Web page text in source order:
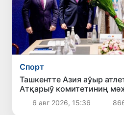
Спорт
Ташкентте Азия аўыр
Атқарыў комитетиниң
6 авг 2026, 15:36